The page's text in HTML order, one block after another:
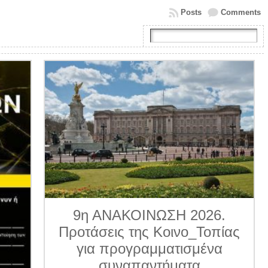
Comments
Posts
9η ΑΝΑΚΟΙΝΩΣΗ 2026.
Προτάσεις της Κοινο_Τοπίας
για προγραμματισμένα